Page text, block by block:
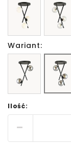
Wariant:
Ilość: